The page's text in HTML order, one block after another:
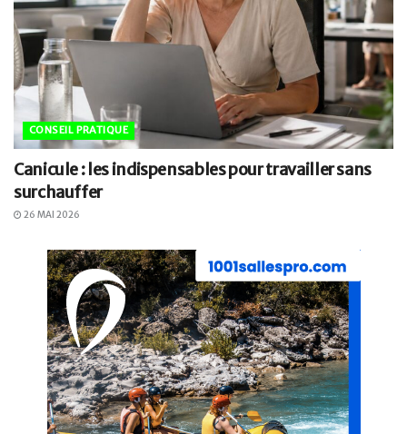
CONSEIL PRATIQUE
Canicule : les indispensables pour travailler sans
surchauffer
26 MAI 2026